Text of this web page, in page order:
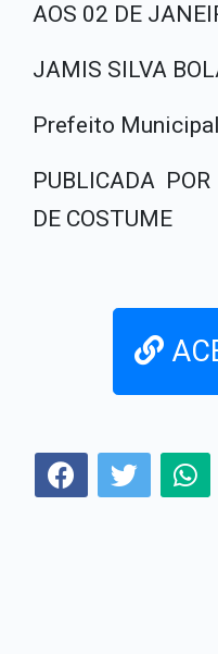
AOS 02 DE
JAMIS SILVA
Prefeito Municipal
PUBLICADA
DE COSTUME